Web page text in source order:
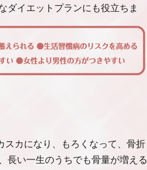
ダイエットプランにも役立ちま
スカになり、もろくなって、骨折
長い一生のうちでも骨量が増える